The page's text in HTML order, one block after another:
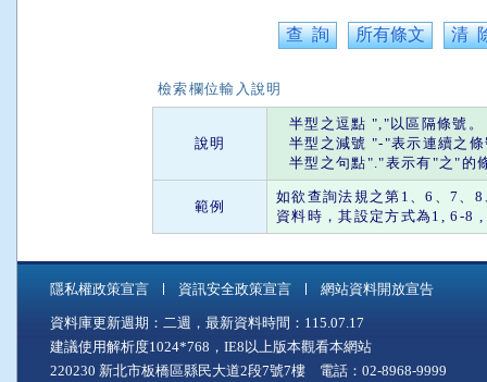
檢索欄位輸入說明
說明
半型之 逗點 ","以區隔條號。
半型之 減號 "-"表示連續之
半型之 句點"."表示有"之"的
範例
如欲查詢法規之第1、6、7、
資料時，其設定方式為1, 6-8
隱私權政策宣言 資訊安全政策宣言 網站資料開放宣告
資料庫更新週期：二週，最新資料時間：115.07.17
建議使用解析度1024*768，IE8以上版本觀看本網站
220230 新北市板橋區縣民大道2段7號7樓 電話：02-8968-9999